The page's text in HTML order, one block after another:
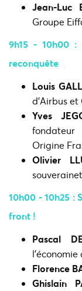
Jean-Luc
Groupe
9h15 - 10h00 :
reconquête
Louis
d’Airbus et
Yves
Origine
Olivier
10h00 - 10h25 :
front !
Pascal
Florence
Ghislain